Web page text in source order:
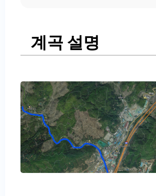
계곡 설명